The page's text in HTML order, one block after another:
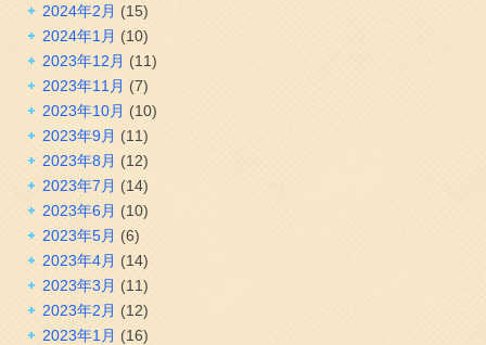
2024年2月 (15)
2024年1月 (10)
2023年12月 (11)
2023年11月 (7)
2023年10月 (10)
2023年9月 (11)
2023年8月 (12)
2023年7月 (14)
2023年6月 (10)
2023年5月 (6)
2023年4月 (14)
2023年3月 (11)
2023年2月 (12)
2023年1月 (16)